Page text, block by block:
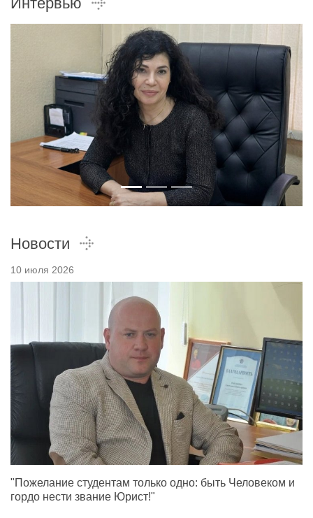
Новости
10 июля 2026
"Пожелание студентам только одно: быть Человеком и
гордо нести звание Юрист!"